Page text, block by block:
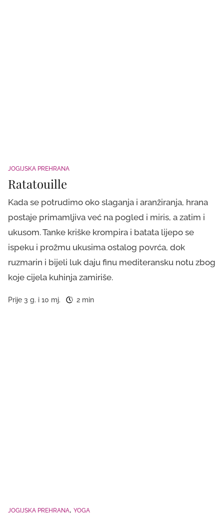
JOGIJSKA PREHRANA
Ratatouille
Kada se potrudimo oko slaganja i aranžiranja, hrana
postaje primamljiva već na pogled i miris, a zatim i
ukusom. Tanke kriške krompira i batata lijepo se
ispeku i prožmu ukusima ostalog povrća, dok
ruzmarin i bijeli luk daju finu mediteransku notu zbog
koje cijela kuhinja zamiriše.
Prije 3 g. i 10 mj. 2 min
JOGIJSKA PREHRANA YOGA